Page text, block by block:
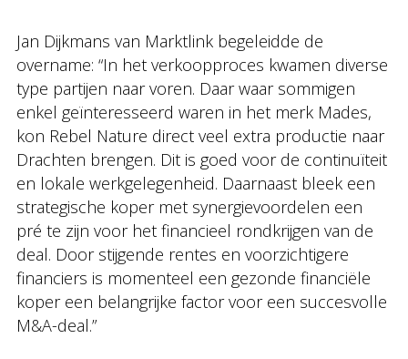
Jan Dijkmans van Marktlink begeleidde de
overname: “In het verkoopproces kwamen diverse
type partijen naar voren. Daar waar sommigen
enkel geïnteresseerd waren in het merk Mades,
kon Rebel Nature direct veel extra productie naar
Drachten brengen. Dit is goed voor de continuïteit
en lokale werkgelegenheid. Daarnaast bleek een
strategische koper met synergievoordelen een
pré te zijn voor het financieel rondkrijgen van de
deal. Door stijgende rentes en voorzichtigere
financiers is momenteel een gezonde financiële
koper een belangrijke factor voor een succesvolle
M&A-deal.”